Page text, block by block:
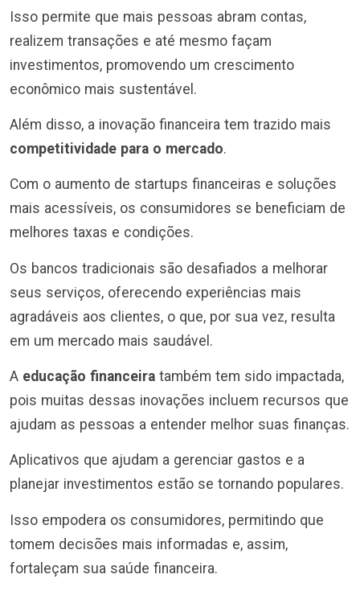
Isso permite que mais pessoas abram contas,
realizem transações e até mesmo façam
investimentos, promovendo um crescimento
econômico mais sustentável.
Além disso, a inovação financeira tem trazido mais
competitividade para o mercado.
Com o aumento de startups financeiras e soluções
mais acessíveis, os consumidores se beneficiam de
melhores taxas e condições.
Os bancos tradicionais são desafiados a melhorar
seus serviços, oferecendo experiências mais
agradáveis aos clientes, o que, por sua vez, resulta
em um mercado mais saudável.
A educação financeira também tem sido impactada,
pois muitas dessas inovações incluem recursos que
ajudam as pessoas a entender melhor suas finanças.
Aplicativos que ajudam a gerenciar gastos e a
planejar investimentos estão se tornando populares.
Isso empodera os consumidores, permitindo que
tomem decisões mais informadas e, assim,
fortaleçam sua saúde financeira.